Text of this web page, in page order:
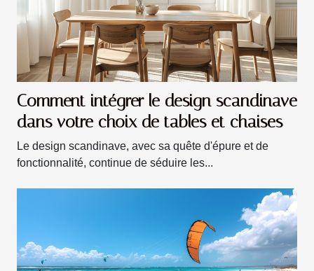
Comment intégrer le design scandinave
dans votre choix de tables et chaises
Le design scandinave, avec sa quête d'épure et de
fonctionnalité, continue de séduire les...